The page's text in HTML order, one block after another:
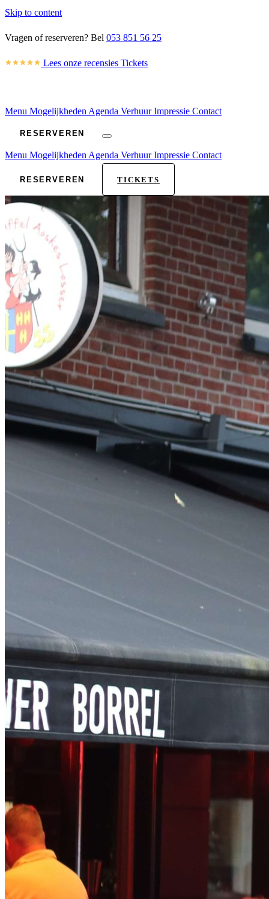
Skip to content
Vragen of reserveren? Bel 053 851 56 25
Lees onze recensies Tickets
Menu Mogelijkheden Agenda VerhuurImpressie Contact
RESERVEREN
Menu Mogelijkheden Agenda VerhuurImpressie Contact
RESERVEREN TICKETS